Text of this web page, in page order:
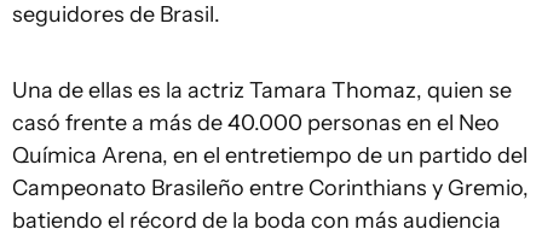
seguidores de Brasil.
Una de ellas es la actriz Tamara Thomaz, quien se
casó frente a más de 40.000 personas en el Neo
Química Arena, en el entretiempo de un partido del
Campeonato Brasileño entre Corinthians y Gremio,
batiendo el récord de la boda con más audiencia